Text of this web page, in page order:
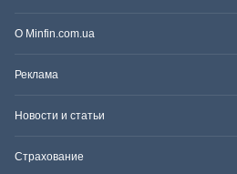
О Minfin.com.ua
Реклама
Новости и статьи
Страхование